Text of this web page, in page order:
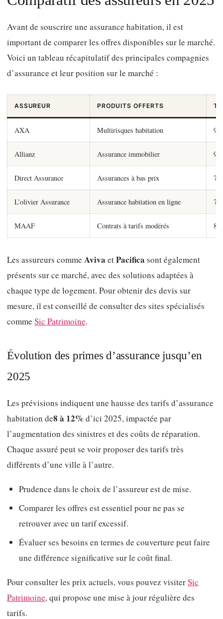
Avant de souscrire une assurance habitation, il est
important de comparer les offres disponibles sur le marché.
Voici un tableau récapitulatif des principales compagnies
d’assurance et leur position sur le marché :
ASSUREUR PRODUITS OFFERTS
AXA Multirisques habitation
Allianz Assurance immobilier
Direct Assurance Assurances à bas prix
L’olivier Assurance Assurance habitation en ligne
MAAF Contrats à tarifs modérés
Les assureurs comme Aviva etPacifica sont également
présents sur ce marché, avec des solutions adaptées à
chaque type de logement. Pour obtenir des devis sur
mesure, il est conseillé de consulter des sites spécialisés
comme Sic Patrimoine.
Évolution des primes d’assurance jusqu’en
2025
Les prévisions indiquent une hausse des tarifs d’assurance
habitation de8 à 12% d’ici 2025, impactée par
l’augmentation des sinistres et des coûts de réparation.
Chaque assuré peut se voir proposer des tarifs très
différents d’une ville à l’autre.
Prudence dans le choix de l’assureur est de mise.
Comparer les offres est essentiel pour ne pas se
retrouver avec un tarif excessif.
Évaluer ses besoins en termes de couverture peut faire
une différence significative sur le coût final.
Pour consulter les prix actuels, vous pouvez visiterSic
Patrimoine, qui propose une mise à jour régulière des
tarifs.